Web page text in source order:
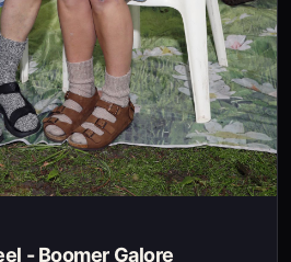
- Boomer Galore